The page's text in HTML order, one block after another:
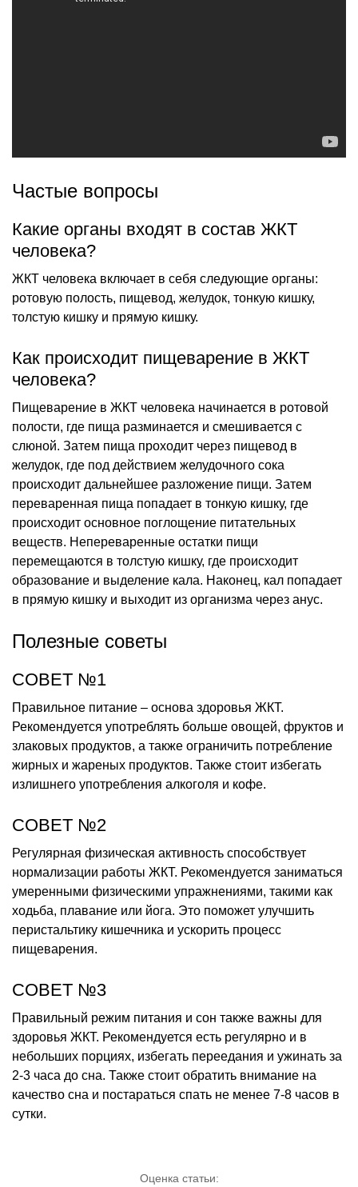
Частые вопросы
Какие органы входят в состав ЖКТ
человека?
ЖКТ человека включает в себя следующие органы:
ротовую полость, пищевод, желудок, тонкую кишку,
толстую кишку и прямую кишку.
Как происходит пищеварение в ЖКТ
человека?
Пищеварение в ЖКТ человека начинается в ротовой
полости, где пища разминается и смешивается с
слюной. Затем пища проходит через пищевод в
желудок, где под действием желудочного сока
происходит дальнейшее разложение пищи. Затем
переваренная пища попадает в тонкую кишку, где
происходит основное поглощение питательных
веществ. Непереваренные остатки пищи
перемещаются в толстую кишку, где происходит
образование и выделение кала. Наконец, кал попадает
в прямую кишку и выходит из организма через анус.
Полезные советы
СОВЕТ №1
Правильное питание – основа здоровья ЖКТ.
Рекомендуется употреблять больше овощей, фруктов и
злаковых продуктов, а также ограничить потребление
жирных и жареных продуктов. Также стоит избегать
излишнего употребления алкоголя и кофе.
СОВЕТ №2
Регулярная физическая активность способствует
нормализации работы ЖКТ. Рекомендуется заниматься
умеренными физическими упражнениями, такими как
ходьба, плавание или йога. Это поможет улучшить
перистальтику кишечника и ускорить процесс
пищеварения.
СОВЕТ №3
Правильный режим питания и сон также важны для
здоровья ЖКТ. Рекомендуется есть регулярно и в
небольших порциях, избегать переедания и ужинать за
2-3 часа до сна. Также стоит обратить внимание на
качество сна и постараться спать не менее 7-8 часов в
сутки.
Оценка статьи: